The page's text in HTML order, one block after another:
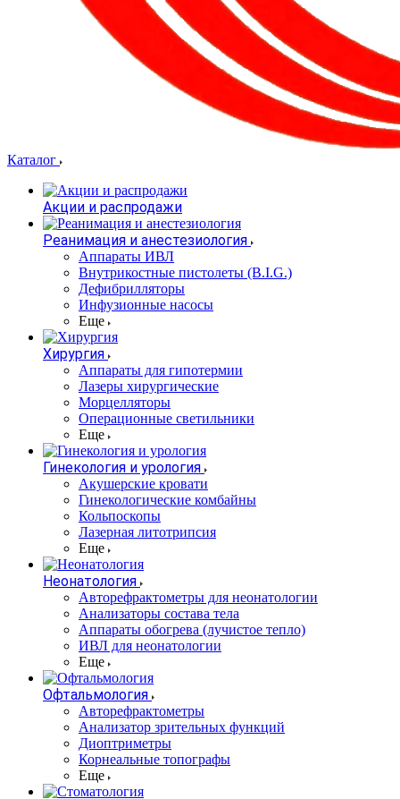
Каталог
Акции и распродажи
Реанимация и анестезиология
Аппараты ИВЛ
Внутрикостные пистолеты (B.I.G.)
Дефибрилляторы
Инфузионные насосы
Еще
Хирургия
Аппараты для гипотермии
Лазеры хирургические
Морцелляторы
Операционные светильники
Еще
Гинекология и урология
Акушерские кровати
Гинекологические комбайны
Кольпоскопы
Лазерная литотрипсия
Еще
Неонатология
Авторефрактометры для неонатологии
Анализаторы состава тела
Аппараты обогрева (лучистое тепло)
ИВЛ для неонатологии
Еще
Офтальмология
Авторефрактометры
Анализатор зрительных функций
Диоптриметры
Корнеальные топографы
Еще